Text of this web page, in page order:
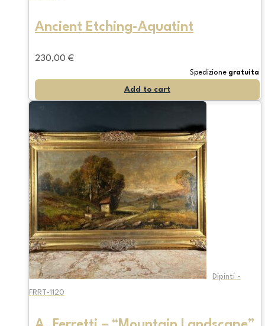
Ancient Etching-Aquatint
230,00 €
Spedizione gratuita
Add to cart
Dipinti -
FRRT-1120